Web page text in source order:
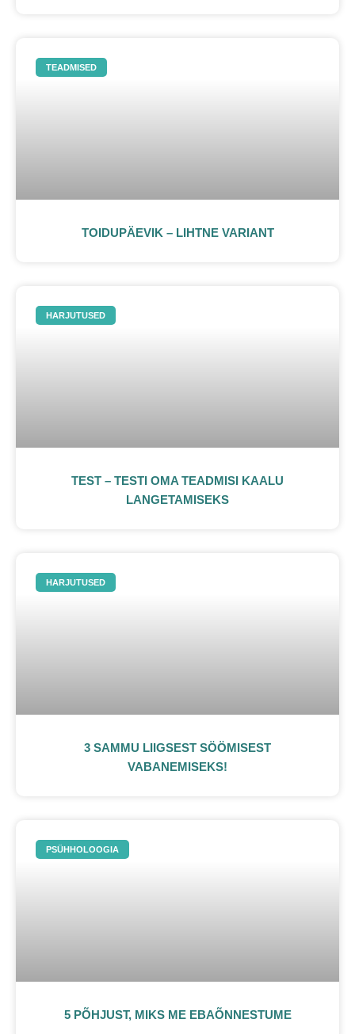
TEADMISED
TOIDUPÄEVIK – LIHTNE VARIANT
HARJUTUSED
TEST – TESTI OMA TEADMISI KAALU
LANGETAMISEKS
HARJUTUSED
3 SAMMU LIIGSEST SÖÖMISEST
VABANEMISEKS!
PSÜHHOLOOGIA
5 PÕHJUST, MIKS ME EBAÕNNESTUME